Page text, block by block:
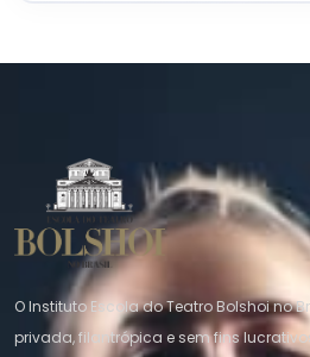
O Instituto Escola do Teatro Bolshoi no
privada, filantrópica e sem fins